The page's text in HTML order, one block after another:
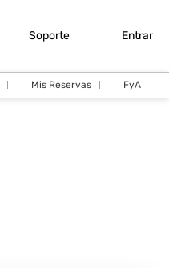
Soporte Entrar
Mis Reservas FyA